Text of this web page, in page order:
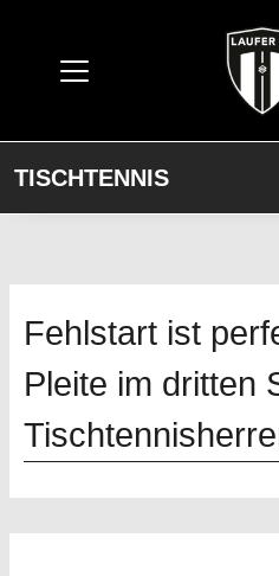
TISCHTENNIS
Fehlstart ist
Pleite im dritten